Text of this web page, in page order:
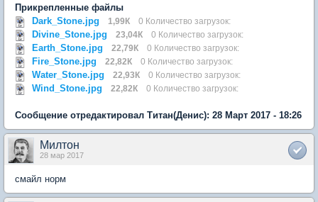
Прикрепленные файлы
Dark_Stone.jpg
1,99К 0 Количество загрузок:
Divine_Stone.jpg 23,04К 0 Количество загрузок:
Earth_Stone.jpg 22,79К 0 Количество загрузок:
Fire_Stone.jpg 22,82К 0 Количество загрузок:
Water_Stone.jpg 22,93К 0 Количество загрузок:
Wind_Stone.jpg 22,82К 0 Количество загрузок:
Сообщение отредактировал Титан(Денис): 28 Март 2017 - 18:26
Милтон
28 мар 2017
смайл норм